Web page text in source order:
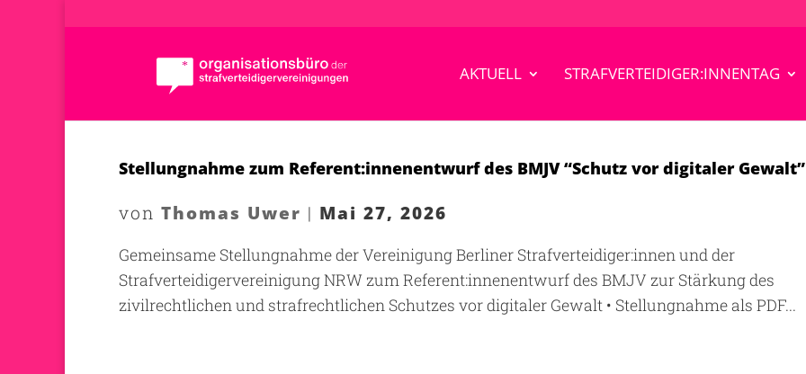
AKTUELL STRAFVERTEIDIGER:INNENTAG
Stellungnahme zum Referent:innenentwurf des BMJV “Schutz vor digitaler Gewalt”
von Thomas Uwer | Mai 27, 2026
Gemeinsame Stellungnahme der Vereinigung Berliner Strafverteidiger:innen und der
Strafverteidigervereinigung NRW zum Referent:innenentwurf des BMJV zur Stärkung des
zivilrechtlichen und strafrechtlichen Schutzes vor digitaler Gewalt • Stellungnahme als PDF...